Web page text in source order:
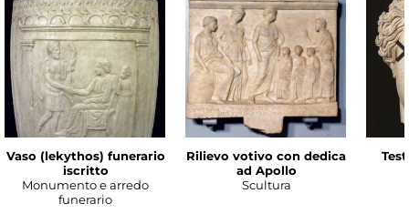
Vaso (lekythos) funerario
iscritto
Monumento e arredo
funerario
Rilievo votivo con dedica
ad Apollo
Scultura